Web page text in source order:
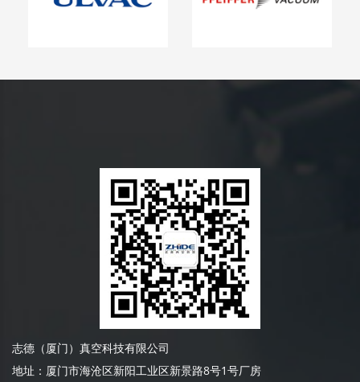
志德（厦门）真空科技有限公司
地址：厦门市海沧区新阳工业区新景路8号1号厂房